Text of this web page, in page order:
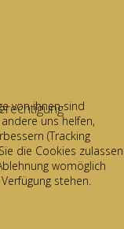
von ihnen sind
uns helfen,
(Tracking
die Cookies zulassen
womöglich
stehen.